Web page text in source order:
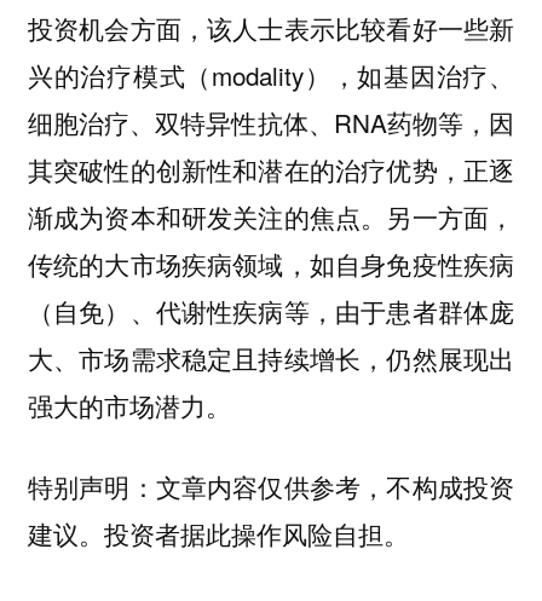
投资机会方面，该人士表示比较看好一些新
兴的治疗模式（modality），如基因治疗、
细胞治疗、双特异性抗体、RNA药物等，因
其突破性的创新性和潜在的治疗优势，正逐
渐成为资本和研发关注的焦点。另一方面，
传统的大市场疾病领域，如自身免疫性疾病
（自免）、代谢性疾病等，由于患者群体庞
大、市场需求稳定且持续增长，仍然展现出
强大的市场潜力。
特别声明：文章内容仅供参考，不构成投资
建议。投资者据此操作风险自担。